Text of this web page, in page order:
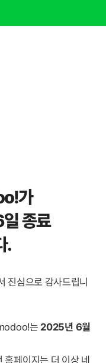
가
종료
.
진심으로 감사드립니
는 2025년 6월
페이지는 더 이상 네